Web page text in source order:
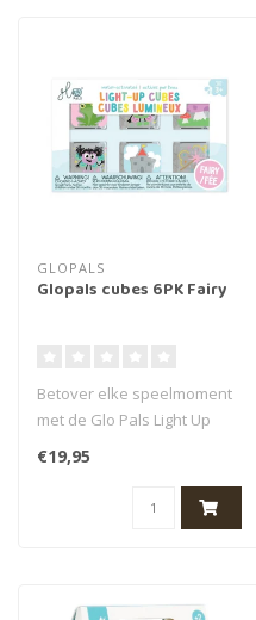
GLOPALS
Glopals cubes 6PK Fairy
Betover elke speelmoment
met de Glo Pals Light Up
Cubes Sprookjes (6st) – een
€19,95